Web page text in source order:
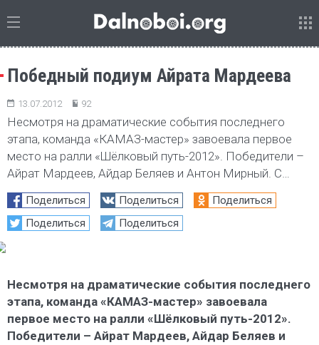
Победный подиум Айрата Мардеева
13.07.2012 92
Несмотря на драматические события последнего
этапа, команда «КАМАЗ-мастер» завоевала первое
место на ралли «Шёлковый путь-2012». Победители –
Айрат Мардеев, Айдар Беляев и Антон Мирный. С…
Поделиться Поделиться
Поделиться
Поделиться
Поделиться
Несмотря на драматические события последнего
этапа, команда «КАМАЗ-мастер» завоевала
первое место на ралли «Шёлковый путь-2012».
Победители – Айрат Мардеев, Айдар Беляев и